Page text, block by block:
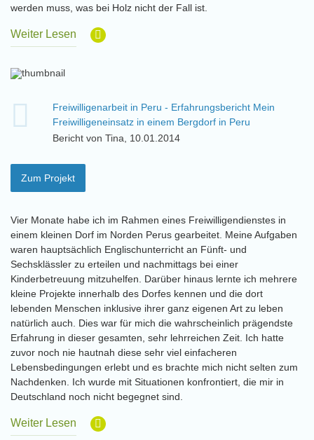
werden muss, was bei Holz nicht der Fall ist.
Weiter Lesen
Freiwilligenarbeit in Peru - Erfahrungsbericht Mein
Freiwilligeneinsatz in einem Bergdorf in Peru
Bericht von Tina, 10.01.2014
Zum Projekt
Vier Monate habe ich im Rahmen eines Freiwilligendienstes in
einem kleinen Dorf im Norden Perus gearbeitet. Meine Aufgaben
waren hauptsächlich Englischunterricht an Fünft- und
Sechsklässler zu erteilen und nachmittags bei einer
Kinderbetreuung mitzuhelfen. Darüber hinaus lernte ich mehrere
kleine Projekte innerhalb des Dorfes kennen und die dort
lebenden Menschen inklusive ihrer ganz eigenen Art zu leben
natürlich auch. Dies war für mich die wahrscheinlich prägendste
Erfahrung in dieser gesamten, sehr lehrreichen Zeit. Ich hatte
zuvor noch nie hautnah diese sehr viel einfacheren
Lebensbedingungen erlebt und es brachte mich nicht selten zum
Nachdenken. Ich wurde mit Situationen konfrontiert, die mir in
Deutschland noch nicht begegnet sind.
Weiter Lesen